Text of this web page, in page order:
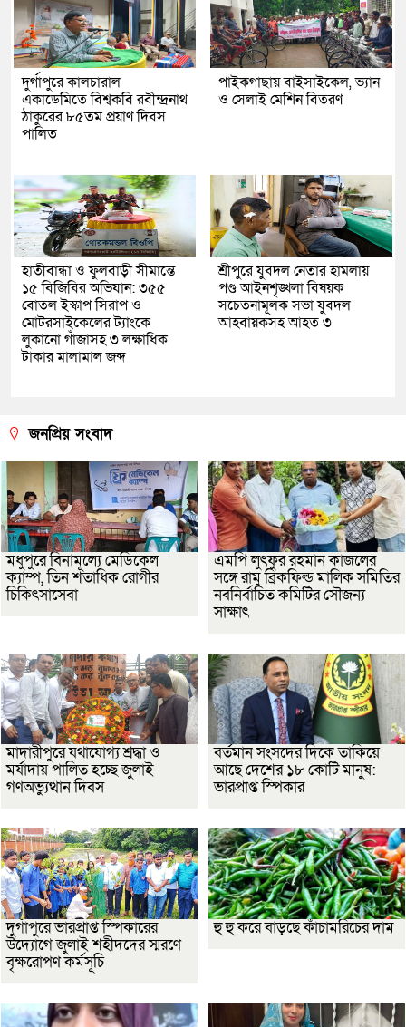
দুর্গাপুরে কালচারাল
একাডেমিতে বিশ্বকবি রবীন্দ্রনাথ
ঠাকুরের ৮৫তম প্রয়াণ দিবস
পালিত
পাইকগাছায় বাইসাইকেল, ভ্যান
ও সেলাই মেশিন বিতরণ
হাতীবান্ধা ও ফুলবাড়ী সীমান্তে
১৫ বিজিবির অভিযান: ৩৫৫
বোতল ইস্কাপ সিরাপ ও
মোটরসাইকেলের ট্যাংকে
লুকানো গাঁজাসহ ৩ লক্ষাধিক
টাকার মালামাল জব্দ
শ্রীপুরে যুবদল নেতার হামলায়
পণ্ড আইনশৃঙ্খলা বিষয়ক
সচেতনামূলক সভা যুবদল
আহবায়কসহ আহত ৩
জনপ্রিয় সংবাদ
মধুপুরে বিনামূল্যে মেডিকেল
ক্যাম্প, তিন শতাধিক রোগীর
চিকিৎসাসেবা
এমপি লুৎফুর রহমান কাজলের
সঙ্গে রামু ব্রিকফিল্ড মালিক সমিতির
নবনির্বাচিত কমিটির সৌজন্য
সাক্ষাৎ
মাদারীপুরে যথাযোগ্য শ্রদ্ধা ও
মর্যাদায় পালিত হচ্ছে জুলাই
গণঅভ্যুত্থান দিবস
বর্তমান সংসদের দিকে তাকিয়ে
আছে দেশের ১৮ কোটি মানুষ:
ভারপ্রাপ্ত স্পিকার
দুর্গাপুরে ভারপ্রাপ্ত স্পিকারের
উদ্যোগে জুলাই শহীদদের স্মরণে
বৃক্ষরোপণ কর্মসূচি
হু হু করে বাড়ছে কাঁচামরিচের দাম